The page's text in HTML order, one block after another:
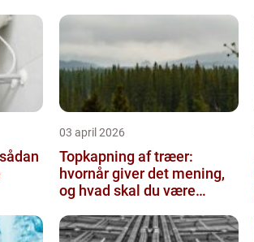
03 april 2026
Topkapning af træer:
hvornår giver det mening,
og hvad skal du være